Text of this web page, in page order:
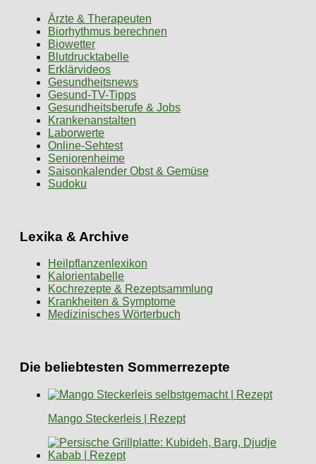
Ärzte & Therapeuten
Biorhythmus berechnen
Biowetter
Blutdrucktabelle
Erklärvideos
Gesundheitsnews
Gesund-TV-Tipps
Gesundheitsberufe & Jobs
Krankenanstalten
Laborwerte
Online-Sehtest
Seniorenheime
Saisonkalender Obst & Gemüse
Sudoku
Lexika & Archive
Heilpflanzenlexikon
Kalorientabelle
Kochrezepte & Rezeptsammlung
Krankheiten & Symptome
Medizinisches Wörterbuch
Die beliebtesten Sommerrezepte
Mango Steckerleis | Rezept